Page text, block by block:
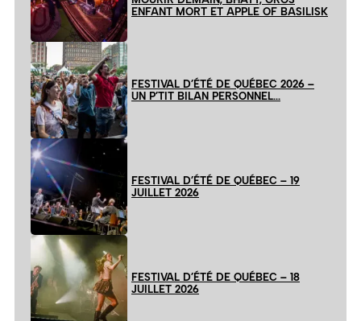
ENFANT MORT ET APPLE OF BASILISK
FESTIVAL D’ÉTÉ DE QUÉBEC 2026 –
UN P’TIT BILAN PERSONNEL…
FESTIVAL D’ÉTÉ DE QUÉBEC – 19
JUILLET 2026
FESTIVAL D’ÉTÉ DE QUÉBEC – 18
JUILLET 2026